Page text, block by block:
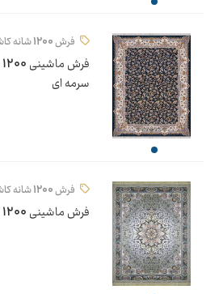
فرش 1200 شانه کاشان
سرمه ای
فرش 1200 شانه کاشان
فرش ماشینی 1200 شانه طرح پالادیوم ترمه